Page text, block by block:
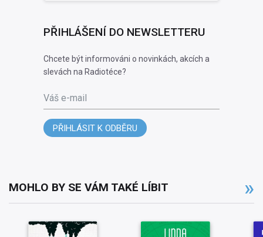
PŘIHLÁŠENÍ DO NEWSLETTERU
Chcete být informováni o novinkách, akcích a
slevách na Radiotéce?
Váš e-mail
PŘIHLÁSIT K ODBĚRU
MOHLO BY SE VÁM TAKÉ LÍBIT